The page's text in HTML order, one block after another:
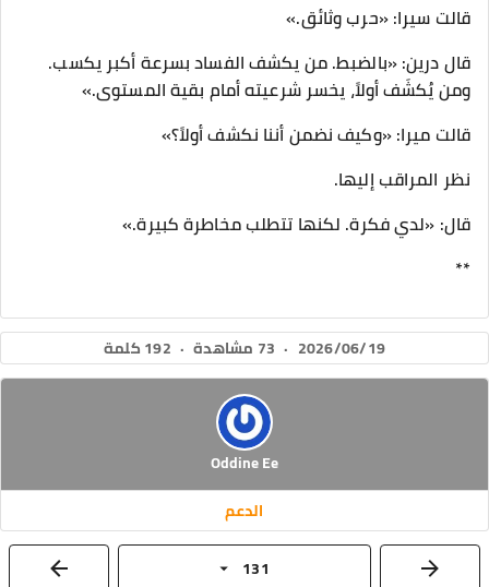
قالت سيرا: «حرب وثائق.»
قال درين: «بالضبط. من يكشف الفساد بسرعة أكبر يكسب.
ومن يُكشَف أولاً، يخسر شرعيته أمام بقية المستوى.»
قالت ميرا: «وكيف نضمن أننا نكشف أولاً؟»
نظر المراقب إليها.
قال: «لدي فكرة. لكنها تتطلب مخاطرة كبيرة.»
**
2026/06/19
· 73 مشاهدة · 192 كلمة
Oddine Ee
الدعم
131